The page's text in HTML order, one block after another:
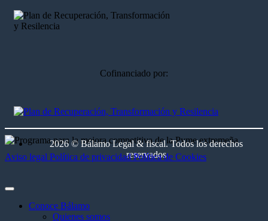
Cofinanciado por:
2026 © Bálamo Legal & fiscal. Todos los derechos
reservados
Aviso legal Política de privacidad Política de Cookies
Conoce Bálamo
Quienes somos